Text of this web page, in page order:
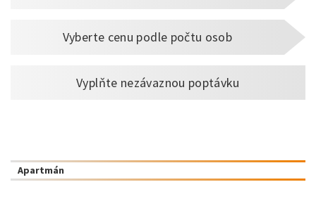
Vyberte cenu podle počtu osob
Vyplňte nezávaznou poptávku
Apartmán